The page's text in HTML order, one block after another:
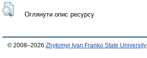
Оглянути опис ресурсу
© 2008–2026 Zhytomyr Ivan Franko State University